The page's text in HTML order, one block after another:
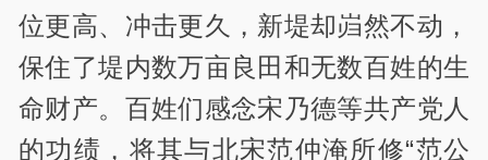
位更高、冲击更久，新堤却岿然不动，
保住了堤内数万亩良田和无数百姓的生
命财产。百姓们感念宋乃德等共产党人
的功绩，将其与北宋范仲淹所修“范公